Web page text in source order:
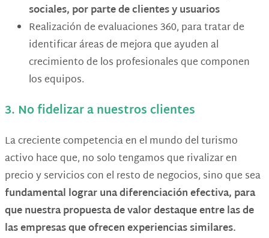
sociales, por parte de clientes y usuarios
Realización de evaluaciones 360, para tratar de
identificar áreas de mejora que ayuden al
crecimiento de los profesionales que componen
los equipos.
3. No fidelizar a nuestros clientes
La creciente competencia en el mundo del turismo
activo hace que, no solo tengamos que rivalizar en
precio y servicios con el resto de negocios, sino que sea
fundamental lograr una diferenciación efectiva, para
que nuestra propuesta de valor destaque entre las de
las empresas que ofrecen experiencias similares.